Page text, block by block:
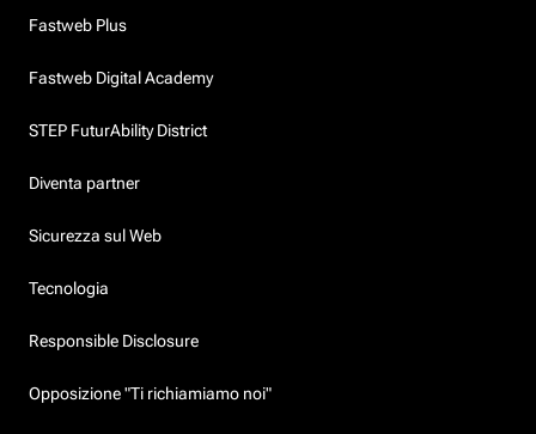
Fastweb Plus
Fastweb Digital Academy
STEP FuturAbility District
Diventa partner
Sicurezza sul Web
Tecnologia
Responsible Disclosure
Opposizione "Ti richiamiamo noi"